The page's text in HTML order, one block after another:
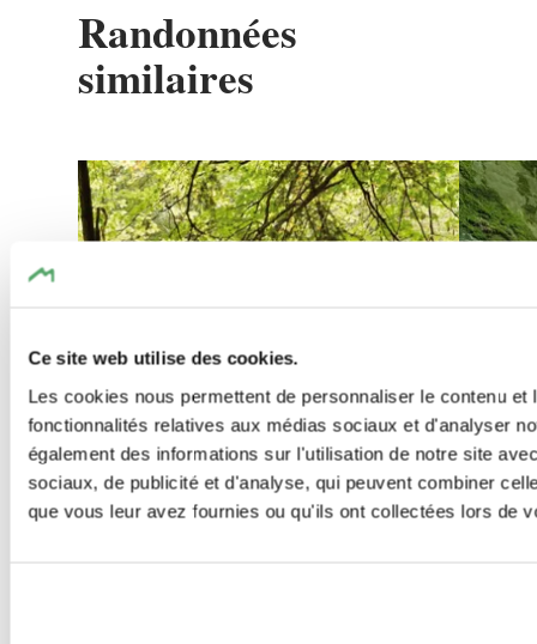
Ce site web utilise des cookies.
Les cookies nous permettent de personnaliser le contenu
fonctionnalités relatives aux médias sociaux et d'analyser
également des informations sur l'utilisation de notre site
sociaux, de publicité et d'analyse, qui peuvent combiner
que vous leur avez fournies ou qu'ils ont collectées lors de
Randonnées
similaires
en savoir plus